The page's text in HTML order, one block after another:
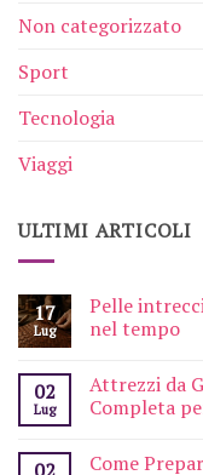
Non categorizzato
Sport
Tecnologia
Viaggi
ULTIMI ARTICOLI
17
Lug
Pelle
nel tempo
02
Lug
Attrezzi da
Completa
Come